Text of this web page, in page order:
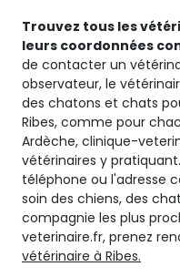
Trouvez tous les
leurs coordonnées
de contacter un
observateur, le
des chatons et chats
Ribes, comme pour
Ardèche, clinique-
vétérinaires y
téléphone ou l'adresse
soin des chiens, des
compagnie les plus
veterinaire.fr, prenez
vétérinaire à Ribes.